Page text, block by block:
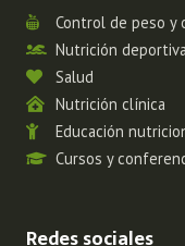
Control de peso y
Nutrición deportiva
Salud
Nutrición clínica
Educación
Cursos y
Redes sociales